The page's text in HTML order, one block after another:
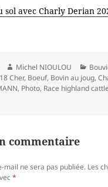
sol avec Charly Derian
Auteur
Michel NIOULOU
Mots-
18 Cher, Boeuf, Bovin au joug,
, Photo, Race highland cattle
commentaire
mail ne sera pas publiée. Les
*